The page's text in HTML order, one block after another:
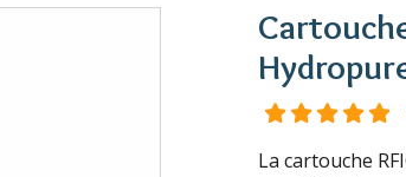
La cartouche